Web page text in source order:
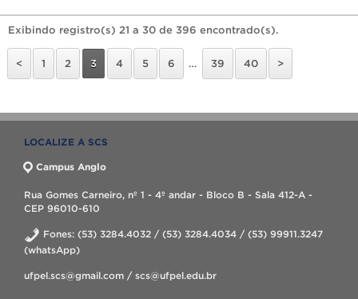
Exibindo registro(s) 21 a 30 de 396 encontrado(s).
< 1 2 3 4 5 6 … 39 40 >
LOCALIZE A SCS
Campus Anglo
Rua Gomes Carneiro, nº 1 - 4º andar - Bloco B - Sala 412-A -
CEP 96010-610
Fones: (53) 3284.4032 / (53) 3284.4034 / (53) 99911.3247
(whatsApp)
ufpel.scs@gmail.com / scs@ufpel.edu.br